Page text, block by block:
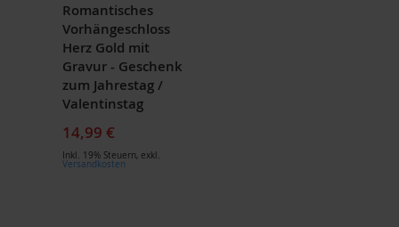
Romantisches
Vorhängeschloss
Herz Gold mit
Gravur - Geschenk
zum Jahrestag /
Valentinstag
14,99 €
Inkl. 19% Steuern, exkl.
Versandkosten